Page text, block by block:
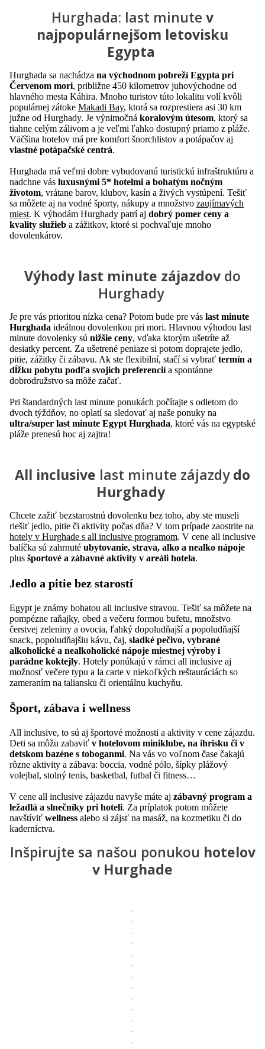
Hurghada: last minute v
najpopulárnejšom letovisku
Egypta
Hurghada sa nachádza na východnom pobreží Egypta pri
Červenom mori, približne 450 kilometrov juhovýchodne od
hlavného mesta Káhira. Mnoho turistov túto lokalitu volí kvôli
populárnej zátoke Makadi Bay, ktorá sa rozprestiera asi 30 km
južne od Hurghady. Je výnimočná koralovým útesom, ktorý sa
tiahne celým zálivom a je veľmi ľahko dostupný priamo z pláže.
Väčšina hotelov má pre komfort šnorchlistov a potápačov aj
vlastné potápačské centrá.
Hurghada má veľmi dobre vybudovanú turistickú infraštruktúru a
nadchne vás luxusnými 5* hotelmi a bohatým nočným
životom, vrátane barov, klubov, kasín a živých vystúpení. Tešiť
sa môžete aj na vodné športy, nákupy a množstvo zaujímavých
miest. K výhodám Hurghady patrí aj dobrý pomer ceny a
kvality služieb a zážitkov, ktoré si pochvaľuje mnoho
dovolenkárov.
Výhody last minute zájazdov do
Hurghady
Je pre vás prioritou nízka cena? Potom bude pre vás last minute
Hurghada ideálnou dovolenkou pri mori. Hlavnou výhodou last
minute dovolenky sú nižšie ceny, vďaka ktorým ušetríte až
desiatky percent. Za ušetrené peniaze si potom doprajete jedlo,
pitie, zážitky či zábavu. Ak ste flexibilní, stačí si vybrať termín a
dĺžku pobytu podľa svojich preferenciía spontánne
dobrodružstvo sa môže začať.
Pri štandardných last minute ponukách počítajte s odletom do
dvoch týždňov, no oplatí sa sledovať aj naše ponuky na
ultra/super last minute Egypt Hurghada, ktoré vás na egyptské
pláže prenesú hoc aj zajtra!
All inclusive last minute zájazdydo
Hurghady
Chcete zažiť bezstarostnú dovolenku bez toho, aby ste museli
riešiť jedlo, pitie či aktivity počas dňa? V tom prípade zaostrite na
hotely v Hurghade s all inclusive programom. V cene all inclusive
balíčka sú zahrnuté ubytovanie, strava, alko a nealko nápoje
plus športové a zábavné aktivity v areáli hotela.
Jedlo a pitie bez starostí
Egypt je známy bohatou all inclusive stravou. Tešiť sa môžete na
pompézne raňajky, obed a večeru formou bufetu, množstvo
čerstvej zeleniny a ovocia, ľahký dopoludňajší a popoludňajší
snack, popoludňajšiu kávu, čaj, sladké pečivo, vybrané
alkoholické a nealkoholické nápoje miestnej výroby i
parádne koktejly. Hotely ponúkajú v rámci all inclusive aj
možnosť večere typu a la carte v niekoľkých reštauráciách so
zameraním na taliansku či orientálnu kuchyňu.
Šport, zábava i wellness
All inclusive, to sú aj športové možnosti a aktivity v cene zájazdu.
Deti sa môžu zabaviť v hotelovom miniklube, na ihrisku či v
detskom bazéne s toboganmi. Na vás vo voľnom čase čakajú
rôzne aktivity a zábava: boccia, vodné pólo, šípky plážový
volejbal, stolný tenis, basketbal, futbal či fitness…
V cene all inclusive zájazdu navyše máte aj zábavný program a
ležadlá a slnečníky pri hoteli. Za príplatok potom môžete
navštíviť wellness alebo si zájsť na masáž, na kozmetiku či do
kaderníctva.
Inšpirujte sa našou ponukou hotelov
v Hurghade